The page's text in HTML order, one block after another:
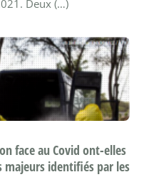
Deux (…)
face au Covid ont-elles
majeurs identifiés par les